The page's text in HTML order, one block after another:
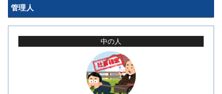
管理人
中の人